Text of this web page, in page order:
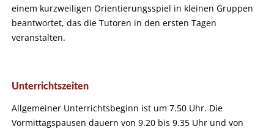
einem kurzweiligen Orientierungsspiel in kleinen Gruppen
beantwortet, das die Tutoren in den ersten Tagen
veranstalten.
Unterrichtszeiten
Allgemeiner Unterrichtsbeginn ist um 7.50 Uhr. Die
Vormittagspausen dauern von 9.20 bis 9.35 Uhr und von